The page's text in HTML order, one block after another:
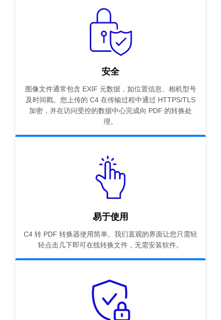
安全
图像文件通常包含 EXIF 元数据，如位置信息、相机型号
及时间戳。您上传的 C4 在传输过程中通过 HTTPS/TLS
加密，并在访问受控的数据中心完成向 PDF 的转换处
理。
易于使用
C4 转 PDF 转换器使用简单。我们直观的界面让您只需轻
轻点击几下即可在线转换文件，无需安装软件。